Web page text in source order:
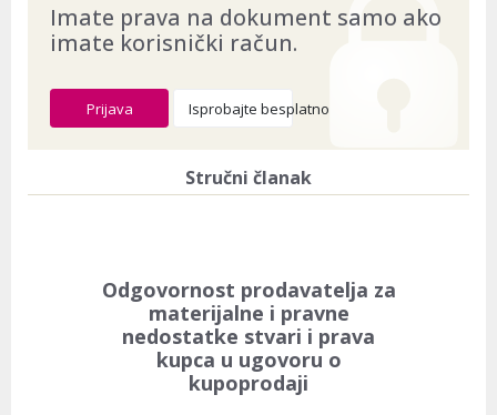
Imate prava na dokument samo ako
imate korisnički račun.
Prijava Isprobajte besplatno
Stručni članak
Odgovornost prodavatelja za
materijalne i pravne
nedostatke stvari i prava
kupca u ugovoru o
kupoprodaji